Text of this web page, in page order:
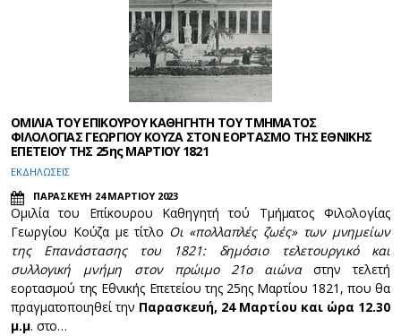
ΟΜΙΛΙΑ ΤΟΥ ΕΠΙΚΟΥΡΟΥ ΚΑΘΗΓΗΤΗ ΤΟΥ ΤΜΗΜΑΤΟΣ
ΦΙΛΟΛΟΓΙΑΣ ΓΕΩΡΓΙΟΥ ΚΟΥΖΑ ΣΤΟΝ ΕΟΡΤΑΣΜΟ ΤΗΣ ΕΘΝΙΚΗΣ
ΕΠΕΤΕΙΟΥ ΤΗΣ 25ης ΜΑΡΤΙΟΥ 1821
ΕΚΔΗΛΩΣΕΙΣ
ΠΑΡΑΣΚΕΥΗ 24 ΜΑΡΤΙΟΥ 2023
Ομιλία του Επίκουρου Καθηγητή τού Τμήματος Φιλολογίας
Γεωργίου Κούζα με τίτλο Οι «πολλαπλές ζωές» των μνημείων
της Επανάστασης του 1821: δημόσιο τελετουργικό και
συλλογική μνήμη στον πρώιμο 21ο αιώναστην τελετή
εορτασμού της Εθνικής Επετείου της 25ης Μαρτίου 1821, που θα
πραγματοποιηθεί την Παρασκευή, 24 Μαρτίου και ώρα 12.30
μ.μ. στο…